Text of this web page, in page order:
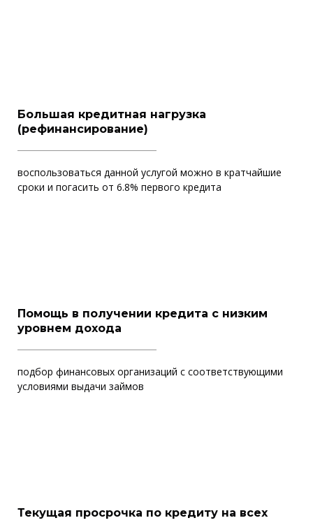
Большая кредитная нагрузка
(рефинансирование)
воспользоваться данной услугой можно в кратчайшие
сроки и погасить от 6.8% первого кредита
Помощь в получении кредита с низким
уровнем дохода
подбор финансовых организаций с соответствующими
условиями выдачи займов
Текущая просрочка по кредиту на всех